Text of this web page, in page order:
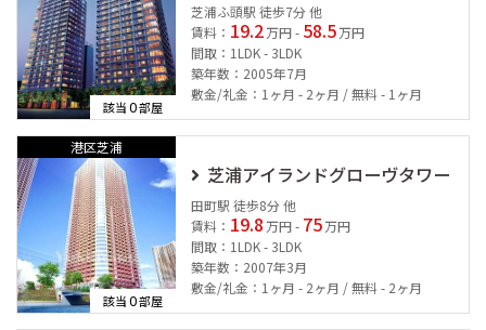
該当0部屋
芝浦ふ頭駅 徒歩7分 他
賃料： 19.2 万円 - 58.5 万円
間取：1LDK - 3LDK
築年数：2005年7月
敷金/礼金：1ヶ月 - 2ヶ月 / 無料 - 1ヶ月
港区芝浦
該当0部屋
芝浦アイランドグローヴタワー
田町駅 徒歩8分 他
賃料： 19.8 万円 - 75 万円
間取：1LDK - 3LDK
築年数：2007年3月
敷金/礼金：1ヶ月 - 2ヶ月 / 無料 - 2ヶ月